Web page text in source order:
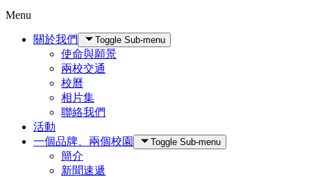
Menu
關於我們 Toggle Sub-menu
使命與願景
兩校交通
校曆
相片集
聯絡我們
活動
一個品牌、兩個校園
Toggle Sub-menu
簡介
新聞速遞